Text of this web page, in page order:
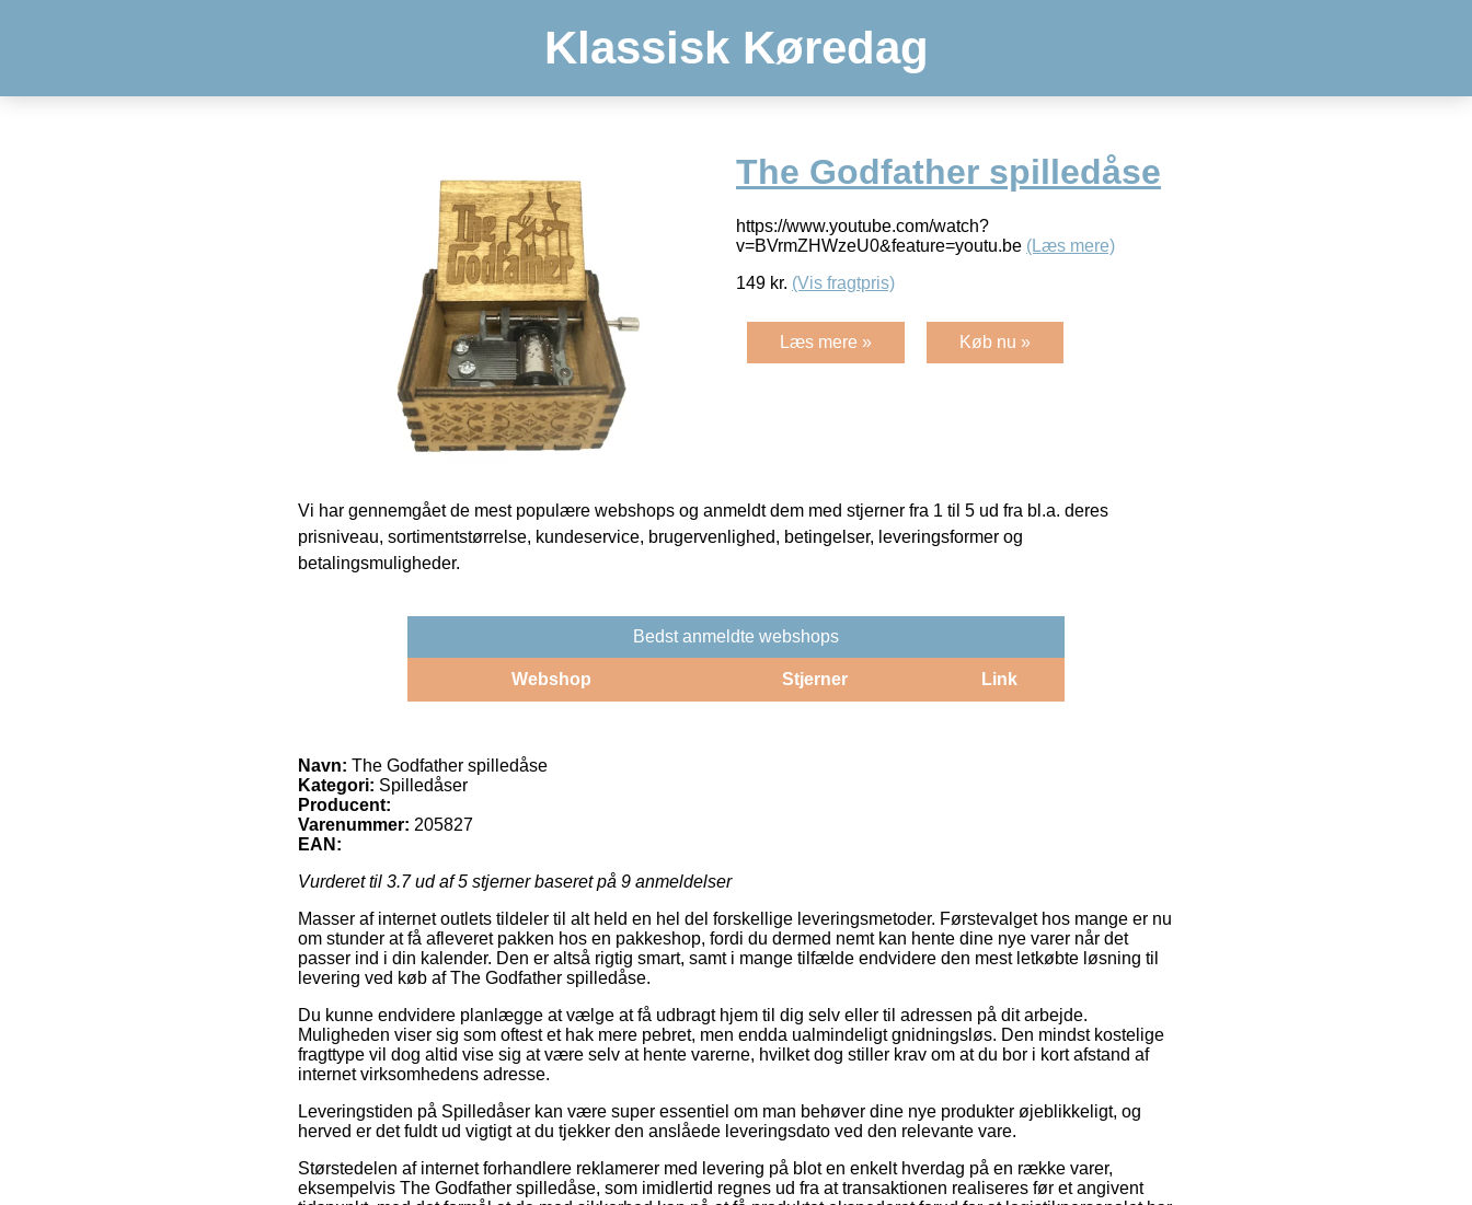
Klassisk Køredag
The Godfather spilledåse
https://www.youtube.com/watch?
v=BVrmZHWzeU0&feature=youtu.be (Læs mere)
149 kr. (Vis fragtpris)
Læs mere » Køb nu »
Vi har gennemgået de mest populære webshops og anmeldt dem med stjerner fra 1 til 5 ud fra bl.a. deres
prisniveau, sortimentstørrelse, kundeservice, brugervenlighed, betingelser, leveringsformer og
betalingsmuligheder.
Bedst anmeldte webshops
Webshop Stjerner Link
Navn: The Godfather spilledåse
Kategori: Spilledåser
Producent:
Varenummer: 205827
EAN:
Vurderet til 3.7ud af 5 stjerner baseret på 9 anmeldelser
Masser af internet outlets tildeler til alt held en hel del forskellige leveringsmetoder. Førstevalget hos mange er nu
om stunder at få afleveret pakken hos en pakkeshop, fordi du dermed nemt kan hente dine nye varer når det
passer ind i din kalender. Den er altså rigtig smart, samt i mange tilfælde endvidere den mest letkøbte løsning til
levering ved køb af The Godfather spilledåse.
Du kunne endvidere planlægge at vælge at få udbragt hjem til dig selv eller til adressen på dit arbejde.
Muligheden viser sig som oftest et hak mere pebret, men endda ualmindeligt gnidningsløs. Den mindst kostelige
fragttype vil dog altid vise sig at være selv at hente varerne, hvilket dog stiller krav om at du bor i kort afstand af
internet virksomhedens adresse.
Leveringstiden på Spilledåser kan være super essentiel om man behøver dine nye produkter øjeblikkeligt, og
herved er det fuldt ud vigtigt at du tjekker den anslåede leveringsdato ved den relevante vare.
Størstedelen af internet forhandlere reklamerer med levering på blot en enkelt hverdag på en række varer,
eksempelvis The Godfather spilledåse, som imidlertid regnes ud fra at transaktionen realiseres før et angivent